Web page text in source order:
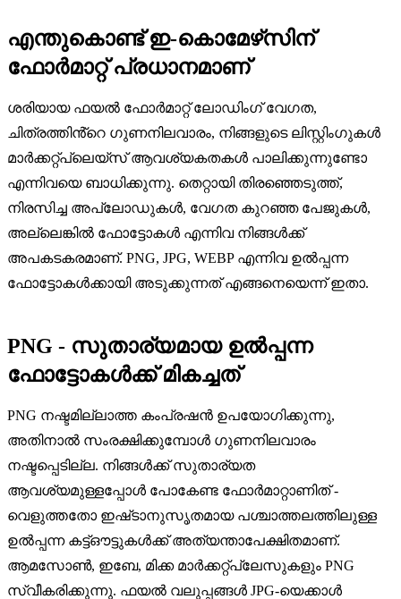
എന്തുകൊണ്ട് ഇ-കൊമേഴ്‌സിന്
ഫോർമാറ്റ് പ്രധാനമാണ്
ശരിയായ ഫയൽ ഫോർമാറ്റ് ലോഡിംഗ് വേഗത,
ചിത്രത്തിൻ്റെ ഗുണനിലവാരം, നിങ്ങളുടെ ലിസ്റ്റിംഗുകൾ
മാർക്കറ്റ്‌പ്ലെയ്‌സ് ആവശ്യകതകൾ പാലിക്കുന്നുണ്ടോ
എന്നിവയെ ബാധിക്കുന്നു. തെറ്റായി തിരഞ്ഞെടുത്ത്,
നിരസിച്ച അപ്‌ലോഡുകൾ, വേഗത കുറഞ്ഞ പേജുകൾ,
അല്ലെങ്കിൽ ഫോട്ടോകൾ എന്നിവ നിങ്ങൾക്ക്
അപകടകരമാണ്. PNG, JPG, WEBP എന്നിവ ഉൽപ്പന്ന
ഫോട്ടോകൾക്കായി അടുക്കുന്നത് എങ്ങനെയെന്ന് ഇതാ.
PNG - സുതാര്യമായ ഉൽപ്പന്ന
ഫോട്ടോകൾക്ക് മികച്ചത്
PNG നഷ്ടമില്ലാത്ത കംപ്രഷൻ ഉപയോഗിക്കുന്നു,
അതിനാൽ സംരക്ഷിക്കുമ്പോൾ ഗുണനിലവാരം
നഷ്ടപ്പെടില്ല. നിങ്ങൾക്ക് സുതാര്യത
ആവശ്യമുള്ളപ്പോൾ പോകേണ്ട ഫോർമാറ്റാണിത് -
വെളുത്തതോ ഇഷ്‌ടാനുസൃതമായ പശ്ചാത്തലത്തിലുള്ള
ഉൽപ്പന്ന കട്ട്ഔട്ടുകൾക്ക് അത്യന്താപേക്ഷിതമാണ്.
ആമസോൺ, ഇബേ, മിക്ക മാർക്കറ്റ്‌പ്ലേസുകളും PNG
സ്വീകരിക്കുന്നു. ഫയൽ വലുപ്പങ്ങൾ JPG-യെക്കാൾ